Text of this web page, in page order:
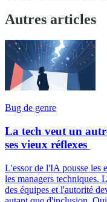
Autres articles
Bug de genre
La tech veut un
ses vieux réflexes
L'essor de l'IA pousse les
les managers techniques.
des équipes et l'autorité